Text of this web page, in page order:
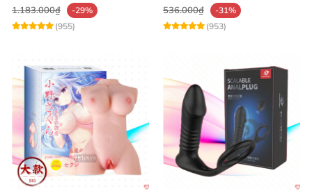
1.183.000₫
-29%
(955)
536.000₫
-31%
(953)